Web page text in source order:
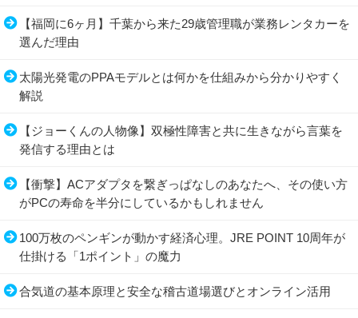
【福岡に6ヶ月】千葉から来た29歳管理職が業務レンタカーを
選んだ理由
太陽光発電のPPAモデルとは何かを仕組みから分かりやすく
解説
【ジョーくんの人物像】双極性障害と共に生きながら言葉を
発信する理由とは
【衝撃】ACアダプタを繋ぎっぱなしのあなたへ、その使い方
がPCの寿命を半分にしているかもしれません
100万枚のペンギンが動かす経済心理。JRE POINT 10周年が
仕掛ける「1ポイント」の魔力
合気道の基本原理と安全な稽古道場選びとオンライン活用